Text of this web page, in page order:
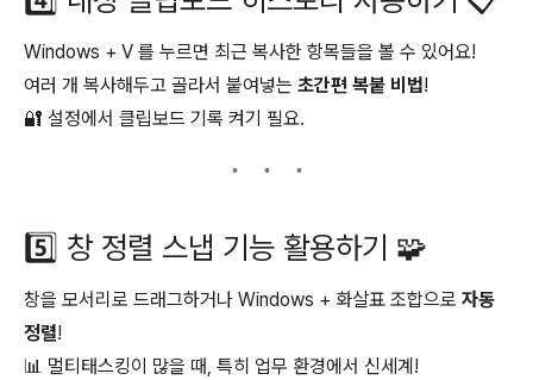
Windows + V 를 누르면 최근 복사한 항목들을 볼 수 있어요!
여러 개 복사해두고 골라서 붙여넣는 초간편 복붙 비법!
🔐 설정에서 클립보드 기록 켜기 필요.
5️⃣ 창 정렬 스냅 기능 활용하기 🧩
창을 모서리로 드래그하거나 Windows + 화살표 조합으로 자동
정렬!
📊 멀티태스킹이 많을 때, 특히 업무 환경에서 신세계!